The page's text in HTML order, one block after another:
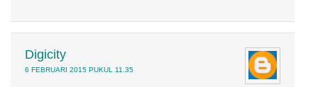
Digicity
6 FEBRUARI 2015 PUKUL 11.35